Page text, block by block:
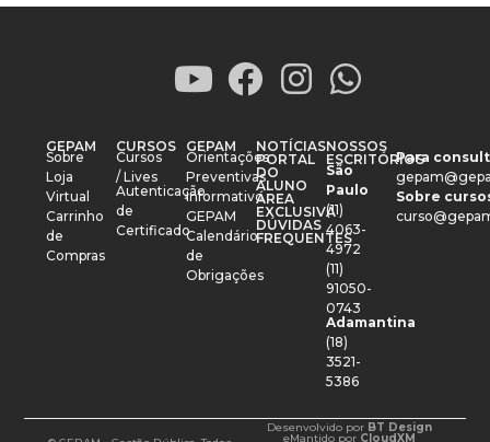
GEPAM
Sobre
Loja
Virtual
Carrinho
de
Compras
CURSOS
Cursos
/ Lives
Autenticação
de
Certificado
GEPAM
Orientações
Preventivas
Informativo
GEPAM
Calendário
de
Obrigações
NOTÍCIAS
PORTAL
DO
ALUNO
ÁREA
EXCLUSIVA
DÚVIDAS
FREQUENTES
NOSSOS
ESCRITÓRIOS
São
Paulo
(11)
4063-
4972
(11)
91050-
0743
Adamantina
(18)
3521-
5386
Para
Sobre
Desenvolvido por BT Design
eMantido por CloudXM